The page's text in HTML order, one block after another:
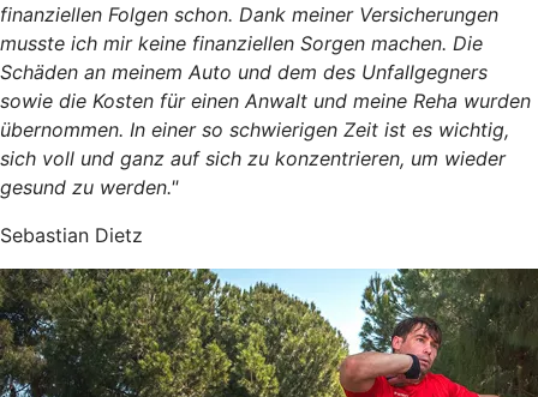
finanziellen Folgen schon. Dank meiner Versicherungen
musste ich mir keine finanziellen Sorgen machen. Die
Schäden an meinem Auto und dem des Unfallgegners
sowie die Kosten für einen Anwalt und meine Reha wurden
übernommen. In einer so schwierigen Zeit ist es wichtig,
sich voll und ganz auf sich zu konzentrieren, um wieder
gesund zu werden."
Sebastian Dietz